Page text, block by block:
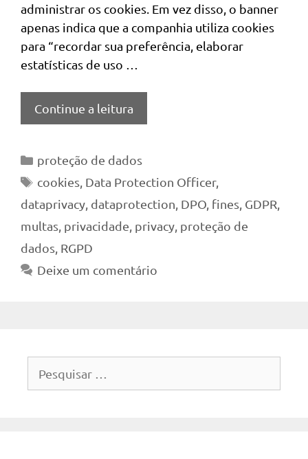
administrar os cookies. Em vez disso, o banner
apenas indica que a companhia utiliza cookies
para “recordar sua preferência, elaborar
estatísticas de uso …
Continue a leitura
Categorias
proteção de dados
Tags
cookies, Data Protection Officer,
dataprivacy dataprotection DPO fines GDPR
multas privacidade privacy proteção de
dados RGPD
Deixe um comentário
por: